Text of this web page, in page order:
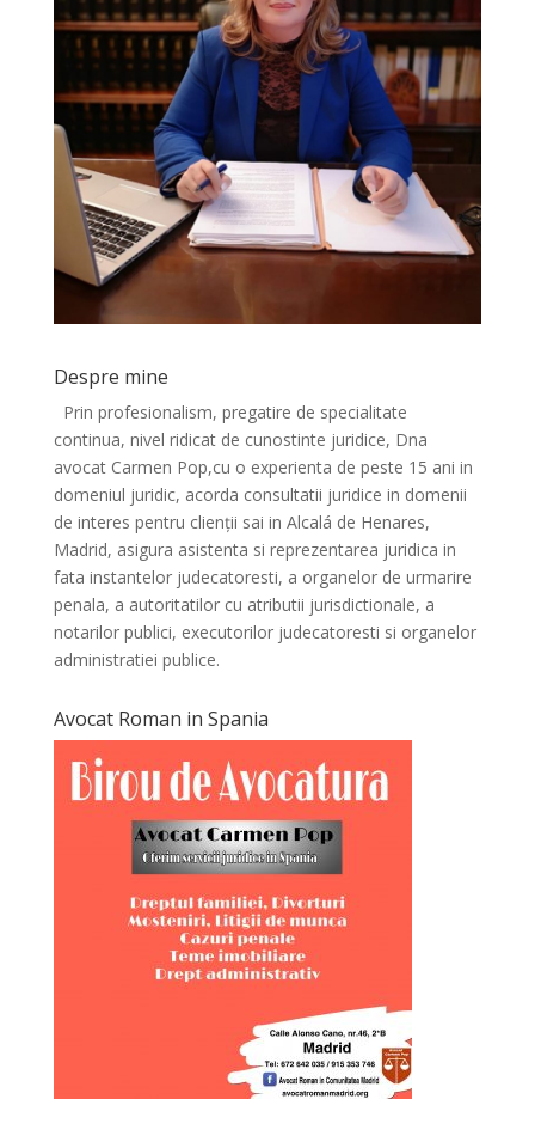
Despre mine
Prin profesionalism, pregatire de specialitate
continua, nivel ridicat de cunostinte juridice, Dna
avocat Carmen Pop,cu o experienta de peste 15 ani in
domeniul juridic, acorda consultatii juridice in domenii
de interes pentru clienții sai in Alcalá de Henares,
Madrid, asigura asistenta si reprezentarea juridica in
fata instantelor judecatoresti, a organelor de urmarire
penala, a autoritatilor cu atributii jurisdictionale, a
notarilor publici, executorilor judecatoresti si organelor
administratiei publice.
Avocat Roman in Spania